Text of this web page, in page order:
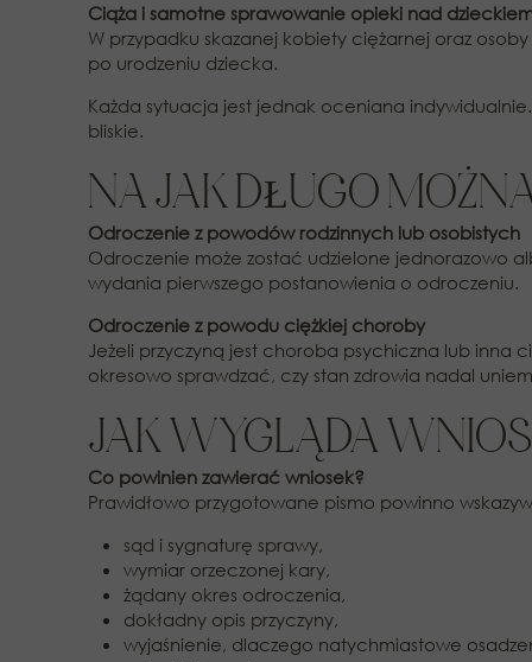
Ciąża i samotne sprawowanie opieki nad
W przypadku skazanej kobiety ciężarnej oraz
po urodzeniu dziecka.
Każda sytuacja jest jednak oceniana
bliskie.
NA JAK DŁUGO
Odroczenie z powodów rodzinnych lub osobistych
Odroczenie może zostać udzielone jednorazowo
wydania pierwszego postanowienia o odroczeniu.
Odroczenie z powodu ciężkiej choroby
Jeżeli przyczyną jest choroba psychiczna lub inna
okresowo sprawdzać, czy stan zdrowia nadal
JAK WYGLĄDA
Co powinien zawierać wniosek?
Prawidłowo przygotowane pismo powinno
sąd i sygnaturę sprawy,
wymiar orzeczonej kary,
żądany okres odroczenia,
dokładny opis przyczyny,
wyjaśnienie, dlaczego natychmiastowe